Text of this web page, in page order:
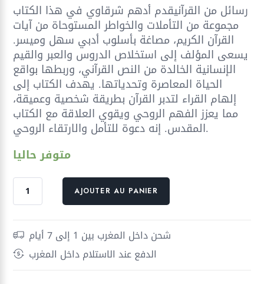
رسائل من القرآنيقدم أدهم شرقاوي في هذا الكتاب
مجموعة من التأملات والخواطر المستوحاة من آيات
القرآن الكريم، مصاغة بأسلوب أدبي سهل وميسر.
يسعى المؤلف إلى استخلاص الدروس والعبر والقيم
الإنسانية الخالدة من النص القرآني، وربطها بواقع
الحياة المعاصرة وتحدياتها. يهدف الكتاب إلى
إلهام القراء لتدبر القرآن بطريقة شخصية وعميقة،
مما يعزز الفهم الروحي ويقوي العلاقة مع الكتاب
المقدس. إنه دعوة للتأمل والارتقاء الروحي.
متوفر حاليا
quantité
من
القرآن
AJOUTER AU PANIER
شحن داخل المغرب بين 1 إلى 7 أيام
الدفع عند الاستلام داخل المغرب